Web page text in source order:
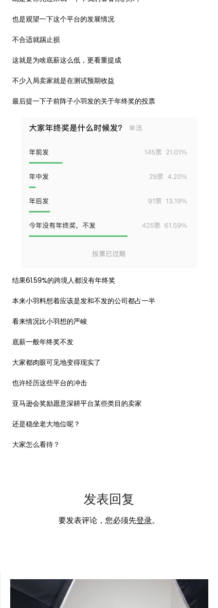
也是观望一下这个平台的发展情况
不合适就踢止损
这就是为啥底薪这么低，更看重提成
不少入局卖家就是在测试预期收益
最后提一下子前阵子小羽发的关于年终奖的投票
结果61.59%的跨境人都没有年终奖
本来小羽料想着应该是发和不发的公司都占一半
看来情况比小羽想的严峻
底薪一般年终奖不发
大家都肉眼可见地变得现实了
也许经历这些平台的冲击
亚马逊会奖励愿意深耕平台某些类目的卖家
还是稳坐老大地位呢？
大家怎么看待？
发表回复
要发表评论，您必须先登录。